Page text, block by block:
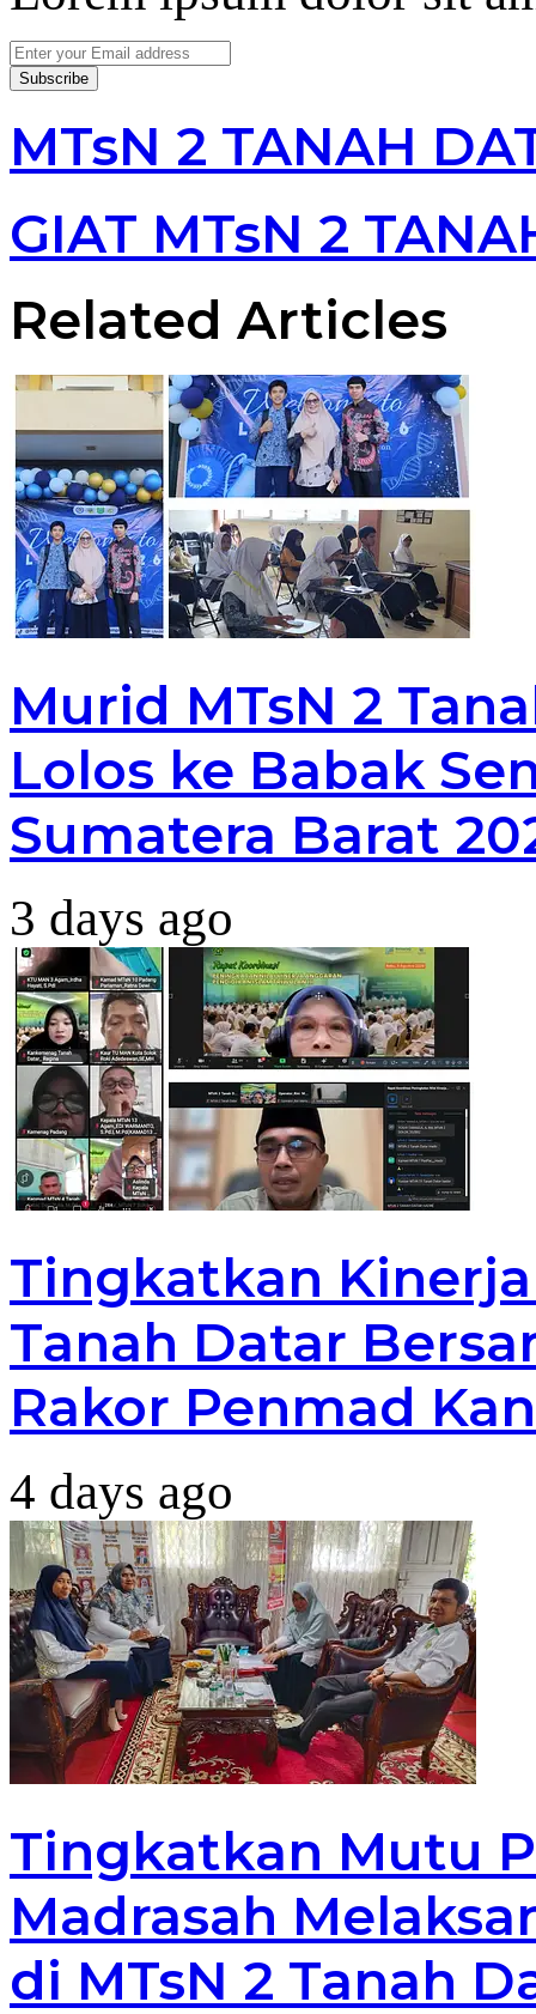
Enter
your
Email
MTsN 2 TANAH
GIAT MTsN 2
Related Articles
Murid MTsN 2
Lolos ke Babak
Sumatera Barat
3 days ago
Tingkatkan
Tanah Datar
Rakor Penmad
4 days ago
Tingkatkan Mutu
Madrasah
di MTsN 2 Tanah